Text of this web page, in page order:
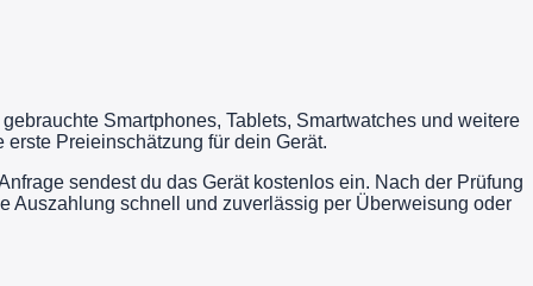
Smartphones, Tablets, Smartwatches und weitere
Preieinschätzung für dein Gerät.
sendest du das Gerät kostenlos ein. Nach der Prüfung
Auszahlung schnell und zuverlässig per Überweisung oder